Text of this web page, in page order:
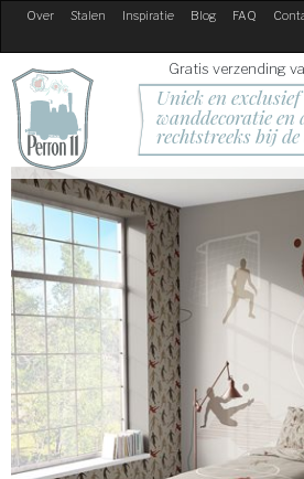
Over Stalen Inspiratie Blog FAQ
Gratis verzending
Uniek en exclusief
wanddecoratie en
rechtstreeks bij